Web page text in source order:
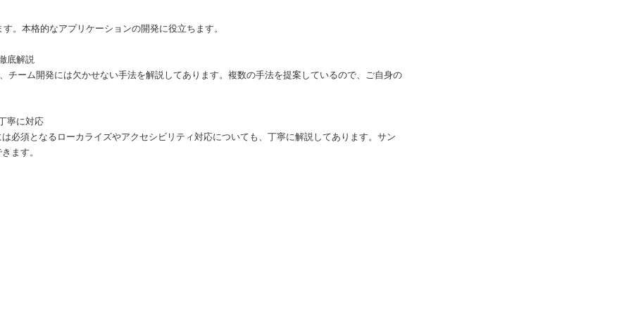
。本格的なアプリケーションの開発に役立ちます。
底解説
チーム開発には欠かせない手法を解説してあります。複数の手法を提案しているので、ご自身の
寧に対応
必須となるローカライズやアクセシビリティ対応についても、丁寧に解説してあります。サン
ます。